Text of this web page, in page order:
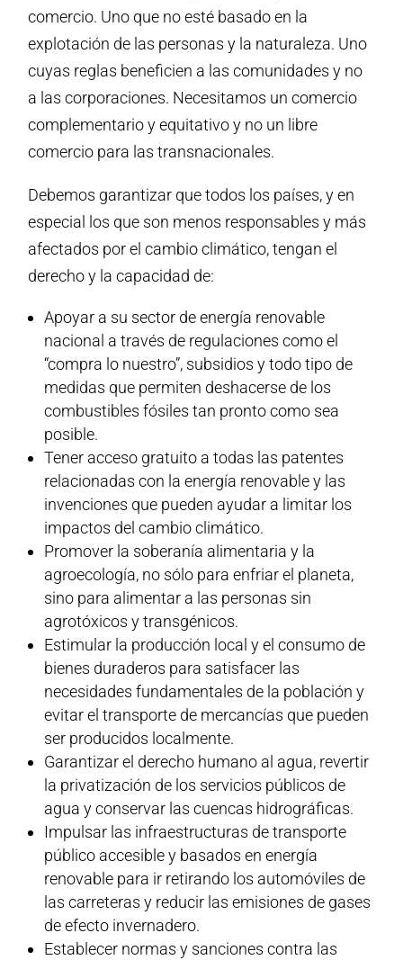
comercio. Uno que no esté basado en la
explotación de las personas y la naturaleza. Uno
cuyas reglas beneficien a las comunidades y no
a las corporaciones. Necesitamos un comercio
complementario y equitativo y no un libre
comercio para las transnacionales.
Debemos garantizar que todos los países, y en
especial los que son menos responsables y más
afectados por el cambio climático, tengan el
derecho y la capacidad de:
Apoyar a su sector de energía renovable
nacional a través de regulaciones como el
“compra lo nuestro”, subsidios y todo tipo de
medidas que permiten deshacerse de los
combustibles fósiles tan pronto como sea
posible.
Tener acceso gratuito a todas las patentes
relacionadas con la energía renovable y las
invenciones que pueden ayudar a limitar los
impactos del cambio climático.
Promover la soberanía alimentaria y la
agroecología, no sólo para enfriar el planeta,
sino para alimentar a las personas sin
agrotóxicos y transgénicos.
Estimular la producción local y el consumo de
bienes duraderos para satisfacer las
necesidades fundamentales de la población y
evitar el transporte de mercancías que pueden
ser producidos localmente.
Garantizar el derecho humano al agua, revertir
la privatización de los servicios públicos de
agua y conservar las cuencas hidrográficas.
Impulsar las infraestructuras de transporte
público accesible y basados en energía
renovable para ir retirando los automóviles de
las carreteras y reducir las emisiones de gases
de efecto invernadero.
Establecer normas y sanciones contra las